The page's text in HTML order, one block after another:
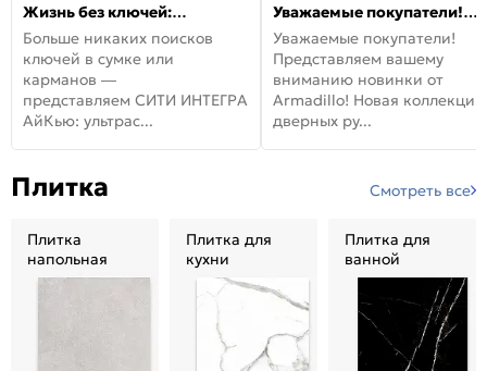
Жизнь без ключей:
встречайте новую дверь
СИТИ ИНТЕГРА АйКью!
Больше никаких поисков
ключей в сумке или
карманов —
представляем СИТИ ИНТЕГРА
АйКью: ультрас...
Уважаемые покупатели!
Представляем вашему
вниманию новинки от
Armadillo!
Уважаемые покупатели!
Представляем вашему
вниманию новинки от
Armadillo! Новая коллекция
дверных ру...
Плитка Смотреть все
Плитка
напольная
Плитка для
кухни
Плитка для
ванной